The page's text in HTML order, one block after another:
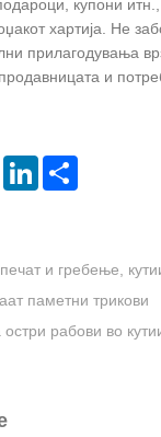
купони
хартија. Не
прилагодувања
и
PinterestLinkedIn
и гребење,
паметни трикови
остри рабови во